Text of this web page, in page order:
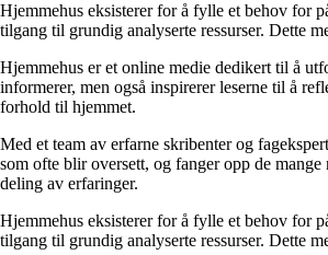
Hjemmehus eksisterer for å fylle et behov for
tilgang til grundig analyserte ressurser. Dette
Hjemmehus er et online medie dedikert til å
informerer, men også inspirerer leserne til å
forhold til hjemmet.
Med et team av erfarne skribenter og
som ofte blir oversett, og fanger opp de
deling av erfaringer.
Hjemmehus eksisterer for å fylle et behov for
tilgang til grundig analyserte ressurser. Dette